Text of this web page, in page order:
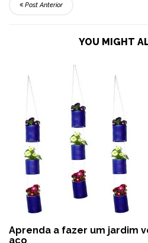
Post Anterior
YOU MIGHT
Aprenda a fazer um jardim
aço